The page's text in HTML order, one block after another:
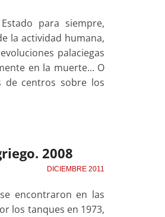
para siempre,
la actividad humana,
palaciegas
en la muerte… O
de centros sobre los
2008
DICIEMBRE 2011
encontraron en las
los tanques en 1973,